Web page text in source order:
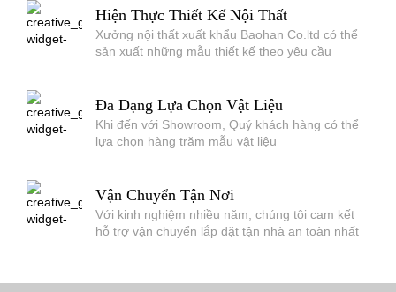
Hiện Thực Thiết Kế Nội Thất
Xưởng nội thất xuất khẩu Baohan Co.ltd có thể
sản xuất những mẫu thiết kế theo yêu cầu
Đa Dạng Lựa Chọn Vật Liệu
Khi đến với Showroom, Quý khách hàng có thể
lựa chọn hàng trăm mẫu vật liệu
Vận Chuyển Tận Nơi
Với kinh nghiệm nhiều năm, chúng tôi cam kết
hỗ trợ vận chuyển lắp đặt tận nhà an toàn nhất